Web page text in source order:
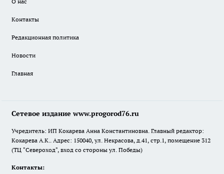
Контакты
Редакционная политика
Новости
Главная
Сетевое издание www.progorod76.ru
Учредитель: ИП Кокарева Анна Константиновна. Главный редактор:
Кокарева А.К.. Адрес: 150040, ул. Некрасова, д.41, стр.1, помещение 312
(ТЦ "Североход", вход со стороны ул. Победы)
Контакты: